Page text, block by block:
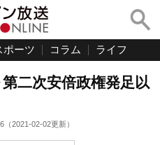
ポーツ コラム ライフ
二次安倍政権発足以
（2021-02-02更新）